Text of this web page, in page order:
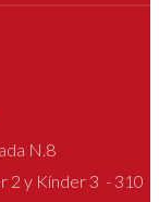
N.8
2 y Kínder 3 - 310